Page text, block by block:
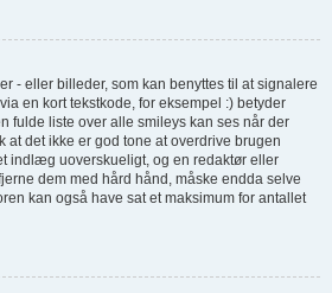
- eller billeder, som kan benyttes til at signalere
en kort tekstkode, for eksempel :) betyder
fulde liste over alle smileys kan ses når der
det ikke er god tone at overdrive brugen
indlæg uoverskueligt, og en redaktør eller
dem med hård hånd, måske endda selve
kan også have sat et maksimum for antallet